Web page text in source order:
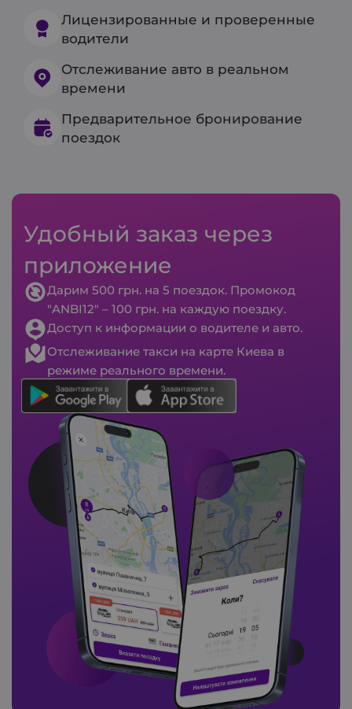
Лицензированные и проверенные
водители
Отслеживание авто в реальном
времени
Предварительное бронирование
поездок
Удобный заказ через
приложение
Дарим 500 грн. на 5 поездок. Промокод
"ANBI12" – 100 грн. на каждую поездку.
Доступ к информации о водителе и авто.
Отслеживание такси на карте Киева в
режиме реального времени.